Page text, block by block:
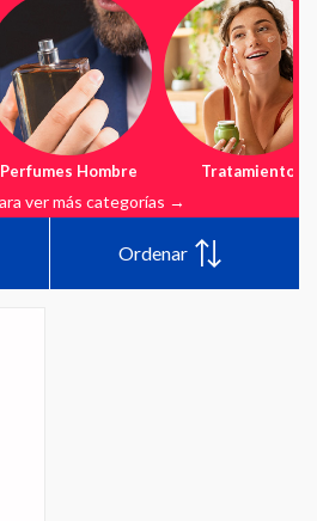
Perfumes Hombre Tratamiento
Ordenar